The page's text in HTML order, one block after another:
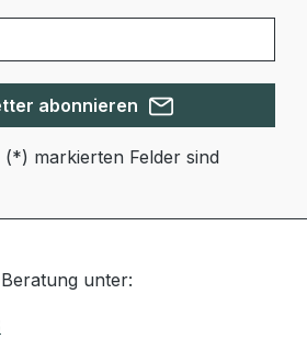
abonnieren
(*) markierten Felder sind
unter: